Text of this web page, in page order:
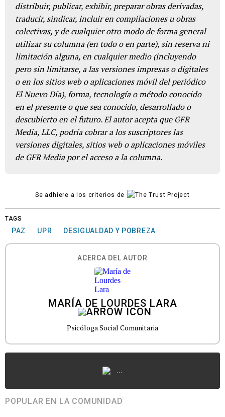
distribuir, publicar, exhibir, preparar obras derivadas,
traducir, sindicar, incluir en compilaciones u obras
colectivas, y de cualquier otro modo de forma general
utilizar su columna (en todo o en parte), sin reserva ni
limitación alguna, en cualquier medio (incluyendo
pero sin limitarse, a las versiones impresas o digitales
o en los sitios web o aplicaciones móvil del periódico
El Nuevo Día), forma, tecnología o método conocido
en el presente o que sea conocido, desarrollado o
descubierto en el futuro. El autor acepta que GFR
Media, LLC, podría cobrar a los suscriptores las
versiones digitales, sitios web o aplicaciones móviles
de GFR Media por el acceso a la columna.
Se adhiere a los criterios de
TAGS
PAZ UPR DESIGUALDAD Y POBREZA
ACERCA DEL AUTOR
MARÍA DE LOURDES LARA
Psicóloga Social Comunitaria
...
POPULAR EN LA COMUNIDAD